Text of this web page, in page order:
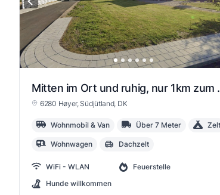
Mitten
6280 Høyer, Südjütland, DK
Wohnmobil & Van Über 7 Meter Zelt
Wohnwagen Dachzelt
WiFi - WLAN
Feuerstelle
Hunde willkommen